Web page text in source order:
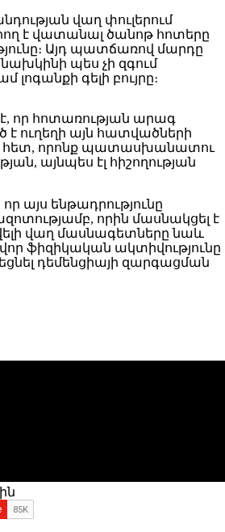
վաղ փուլերում
է վատանալ ծանոթ հոտերը
Այդ պատճառով մարդը
պես չի զգում
լոգանքի գելի բույրը։
որ հոտառության արագ
է ուղեղի այն հատվածների
հետ, որոնք պատասխանատու
այնպես էլ հիշողության
այս ենթադրությունը
որին մասնակցել է
վաղ մասնագետները նաև
ֆիզիկական ակտիվությունը
դեմենցիայի զարգացման